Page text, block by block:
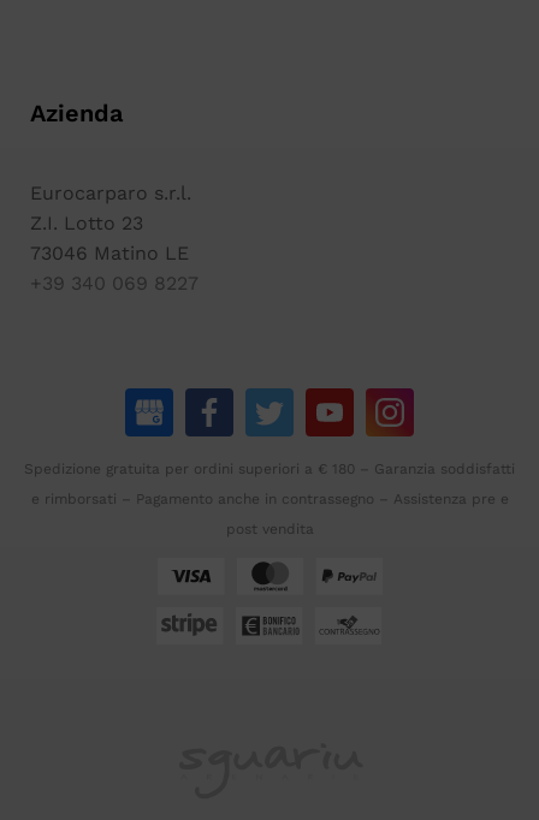
Azienda
Eurocarparo s.r.l.
Z.I. Lotto 23
73046 Matino LE
+39 340 069 8227
Spedizione gratuita per ordini superiori a € 180 – Garanzia soddisfatti
e rimborsati – Pagamento anche in contrassegno – Assistenza pre e
post vendita